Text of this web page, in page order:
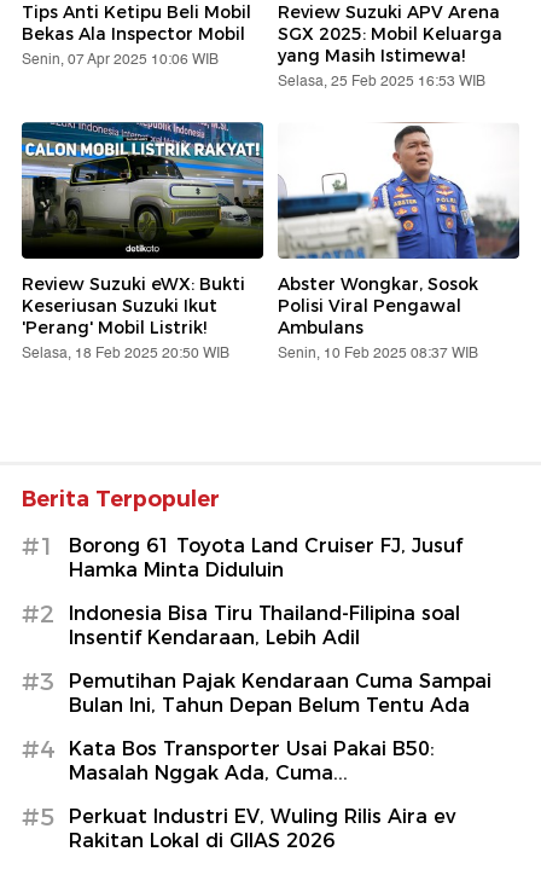
Tips Anti Ketipu Beli Mobil
Bekas Ala Inspector Mobil
Senin, 07 Apr 2025 10:06 WIB
Review Suzuki APV Arena
SGX 2025: Mobil Keluarga
yang Masih Istimewa!
Selasa, 25 Feb 2025 16:53 WIB
Review Suzuki eWX: Bukti
Keseriusan Suzuki Ikut
'Perang' Mobil Listrik!
Selasa, 18 Feb 2025 20:50 WIB
Abster Wongkar, Sosok
Polisi Viral Pengawal
Ambulans
Senin, 10 Feb 2025 08:37 WIB
Berita Terpopuler
#1
Borong 61 Toyota Land Cruiser FJ, Jusuf
Hamka Minta Diduluin
#2
Indonesia Bisa Tiru Thailand-Filipina soal
Insentif Kendaraan, Lebih Adil
#3
Pemutihan Pajak Kendaraan Cuma Sampai
Bulan Ini, Tahun Depan Belum Tentu Ada
#4
Kata Bos Transporter Usai Pakai B50:
Masalah Nggak Ada, Cuma...
#5
Perkuat Industri EV, Wuling Rilis Aira ev
Rakitan Lokal di GIIAS 2026